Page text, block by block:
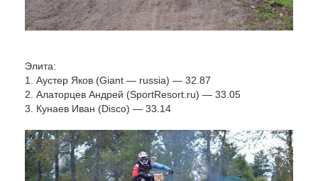
Элита:
1. Аустер Яков (Giant — russia) — 32.87
2. Алаторцев Андрей (SportResort.ru) — 33.05
3. Кунаев Иван (Disco) — 33.14